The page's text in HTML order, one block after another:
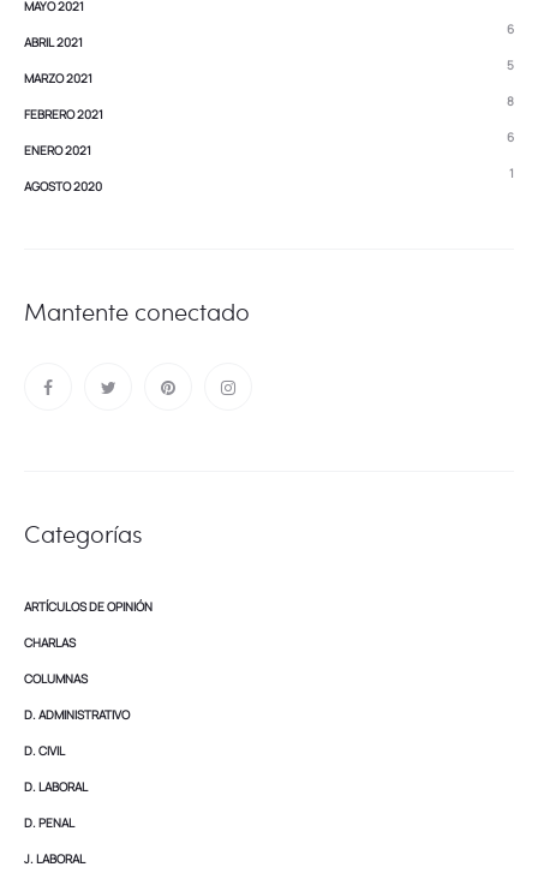
MAYO 2021
ABRIL 2021
6
MARZO 2021
5
FEBRERO 2021
8
ENERO 2021
6
AGOSTO 2020
1
Mantente conectado
Categorías
ARTÍCULOS DE OPINIÓN
CHARLAS
COLUMNAS
D. ADMINISTRATIVO
D. CIVIL
D. LABORAL
D. PENAL
J. LABORAL